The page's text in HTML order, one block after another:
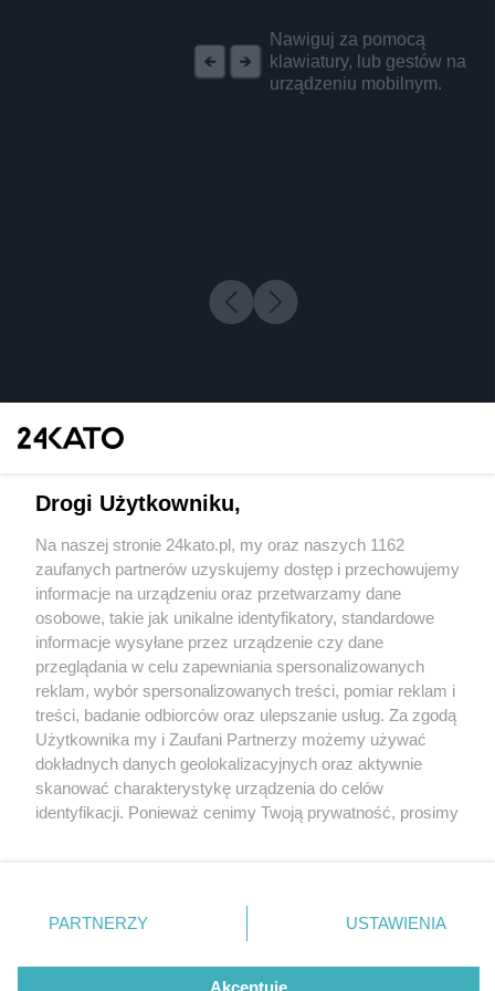
Nawiguj za pomocą
klawiatury, lub gestów na
urządzeniu mobilnym.
6 / 0
Wydawca mediów lokalnych
Nie zapomnij
zapoznać się z:
polityką prywatności regulamin korzystania z portali
Twojemiasto
Piekary Śląskie
Chorzów
Tarnowskie Góry
Gliwice
Skontakuj sięz nami
Kontakt
Wydawca
Redakcja
Drogi Użytkowniku,
Na naszej stronie 24kato.pl, my oraz naszych 1162
zaufanych partnerów uzyskujemy dostęp i przechowujemy
informacje na urządzeniu oraz przetwarzamy dane
osobowe, takie jak unikalne identyfikatory, standardowe
informacje wysyłane przez urządzenie czy dane
przeglądania w celu zapewniania spersonalizowanych
reklam, wybór spersonalizowanych treści, pomiar reklam i
treści, badanie odbiorców oraz ulepszanie usług. Za zgodą
Użytkownika my i Zaufani Partnerzy możemy używać
dokładnych danych geolokalizacyjnych oraz aktywnie
skanować charakterystykę urządzenia do celów
identyfikacji. Ponieważ cenimy Twoją prywatność, prosimy
prywatności znajdujący się w lewym dolnym rogu strony
. Niektóre rodzaje przetwarzania danych nie wymagają
zgody użytkownika, ale masz prawo sprzeciwić się
takiemu przetwarzaniu. Preferencje będą miały
PARTNERZY USTAWIENIA
Akceptuję